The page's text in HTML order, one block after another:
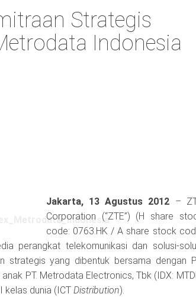
Strategis
Indonesia
Jakarta, 13 Agustus 2012 –
Corporation (“ZTE”) (H share
code: 0763.HK / A share stock
perangkat telekomunikasi dan solusi-
strategis yang dibentuk bersama dengan
PT. Metrodata Electronics, Tbk (IDX:
kelas dunia (ICT Distribution).